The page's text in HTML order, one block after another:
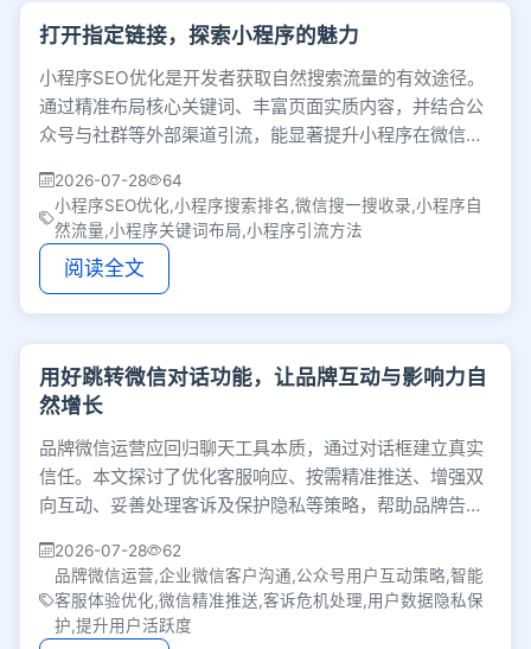
打开指定链接，探索小程序的魅力
小程序SEO优化是开发者获取自然搜索流量的有效途径。
通过精准布局核心关键词、丰富页面实质内容，并结合公
众号与社群等外部渠道引流，能显著提升小程序在微信或
2026-07-28
64
小程序SEO优化,小程序搜索排名,微信搜一搜收录,小程序自
然流量,小程序关键词布局,小程序引流方法
阅读全文
用好跳转微信对话功能，让品牌互动与影响力自
然增长
品牌微信运营应回归聊天工具本质，通过对话框建立真实
信任。本文探讨了优化客服响应、按需精准推送、增强双
向互动、妥善处理客诉及保护隐私等策略，帮助品牌告别
2026-07-28
62
品牌微信运营,企业微信客户沟通,公众号用户互动策略,智能
客服体验优化,微信精准推送,客诉危机处理,用户数据隐私保
护,提升用户活跃度